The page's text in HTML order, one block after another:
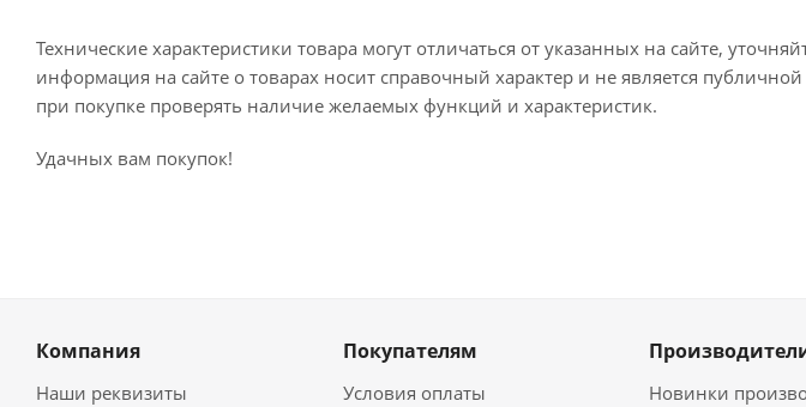
Технические характеристики товара могут отличаться от указанных на сайте,
информация на сайте о товарах носит справочный характер и не является
при покупке проверять наличие желаемых функций и характеристик.
Удачных вам покупок!
Компания
Наши реквизиты
Покупателям
Условия оплаты
Новинки